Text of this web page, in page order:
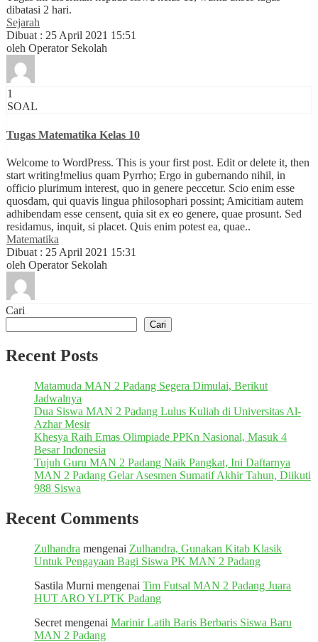
dibatasi 2 hari.
Sejarah
Dibuat : 25 April 2021 15:51
oleh Operator Sekolah
1
SOAL
Tugas Matematika Kelas 10
Welcome to WordPress. This is your first post. Edit or delete it, then
start writing!melius quam Pyrrho; Ergo in gubernando nihil, in
officio plurimum interest, quo in genere peccetur. Scio enim esse
quosdam, qui quavis lingua philosophari possint; Amicitiam autem
adhibendam esse censent, quia sit ex eo genere, quae prosunt. Sed
residamus, inquit, si placet. Quis enim potest ea, quae..
Matematika
Dibuat : 25 April 2021 15:31
oleh Operator Sekolah
Cari
Cari
Recent Posts
Matamuda MAN 2 Padang Segera Dimulai, Berikut
Jadwalnya
Dua Siswa MAN 2 Padang Lulus Kuliah di Universitas Al-
Azhar Mesir
Khesya Raih Emas Olimpiade PPKn Nasional, Masuk 4
Besar Indonesia
Tujuh Guru MAN 2 Padang Naik Pangkat, Ini Daftarnya
MAN 2 Padang Gelar Asesmen Sumatif Akhir Tahun, Diikuti
988 Siswa
Recent Comments
Zulhandra mengenai Zulhandra, Gunakan Kitab Klasik
Untuk Pengayaan Bagi Siswa PK MAN 2 Padang
Sastila Murni mengenai Tim Futsal MAN 2 Padang Juara
HUT ARO YLPTK Padang
Secret mengenai Marinir Latih Baris Berbaris Siswa Baru
MAN 2 Padang